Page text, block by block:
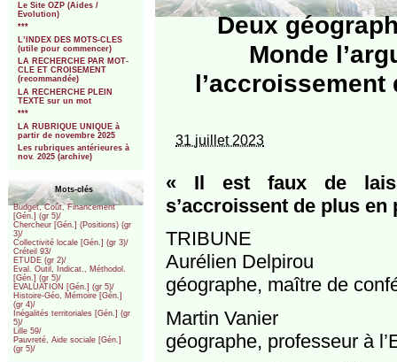
Le Site OZP (Aides /
Evolution)
***
L’INDEX DES MOTS-CLES
(utile pour commencer)
LA RECHERCHE PAR MOT-
CLE ET CROISEMENT
(recommandée)
LA RECHERCHE PLEIN
TEXTE sur un mot
***
LA RUBRIQUE UNIQUE à
partir de novembre 2025
Les rubriques antérieures à
nov. 2025 (archive)
Mots-clés
Budget, Coût, Financement
[Gén.] (gr 5)/
Chercheur [Gén.] (Positions) (gr
3)/
Collectivité locale [Gén.] (gr 3)/
Créteil 93/
ETUDE (gr 2)/
Eval. Outil, Indicat., Méthodol.
[Gén.] (gr 5)/
EVALUATION [Gén.] (gr 5)/
Histoire-Géo, Mémoire [Gén.]
(gr 4)/
Inégalités territoriales [Gén.] (gr
5)/
Lille 59/
Pauvreté, Aide sociale [Gén.]
(gr 5)/
Deux
Monde
31 juillet 2023
« Il est faux de
s’accroissent de plus
TRIBUNE
Aurélien Delpirou
géographe, maître de
Martin Vanier
géographe, professeur à